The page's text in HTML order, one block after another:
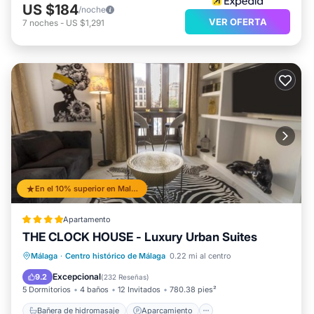
US $184/noche
7 noches - US $1,291 VER OFERTA
En el 10% superior en Malaga Historic Centre
Apartamento
THE CLOCK HOUSE - Luxury Urban Suites
Málaga · Centro histórico de Málaga 0.22 mi al centro
9.2 Excepcional(232 Reseñas)
5 Dormitorios 4 baños 12 Invitados 780.38 pies²
Bañera de hidromasaje Aparcamiento
Bañera de hidromasaje
Aparcamiento
Balcón/Terraza